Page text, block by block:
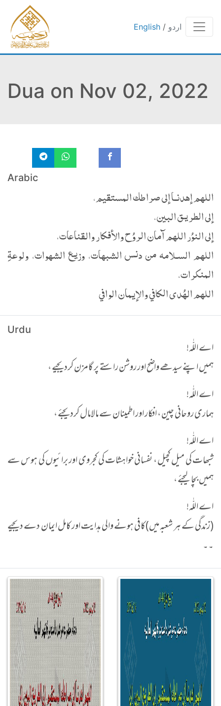
English / اردو
Dua on Nov 02, 2022
Arabic
اللهم إهدنـا إلى صراطك المستقيم،
إلى الطريق البين،
إلى النوُر اللهم آمان الروُح والأفكار والقناعات،
اللهم السـلامه من دنس الشبهات، وزيع الشهوات، ولوعةِ
المنكرات،
اللهم الهُدى الكافي والإيمان الوافي
Urdu
اے اللّٰہ!
ہمیں اپنے سیدھے واضح اور روشن راستے پر گامزن کردیجیے ،
اے اللّٰہ!
ہماری روحانی چین ، افکار اور اطمینان سے مالامال کردیجئے ،
اے اللّٰہ!
شبھات کی میل کچیل ، نفسانی خواہشات کی کجروی اور برائیوں کی ہوس سے
ہمیں بچا لیجئے ،
اے اللّٰہ!
(زندگی کے ہر شعبہ میں)کافی ہونے والی ہدایت اور کامل ایمان دے دیجیے
۔۔